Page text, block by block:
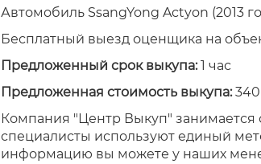
Автомобиль SsangYong Actyon (2013
Бесплатный выезд оценщика на
Предложенный срок выкупа:1 час
Предложенная стоимость выкупа:340
Компания "Центр Выкуп"
специалисты используют единый
информацию вы можете у наших